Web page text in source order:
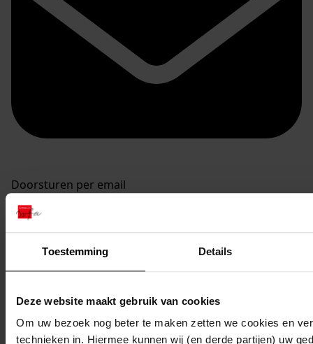
Toestemming Details
Deze website maakt gebruik van cookies
Om uw bezoek nog beter te maken zetten we cookies en
technieken in. Hiermee kunnen wij (en derde partijen) uw
Doorsturen per email